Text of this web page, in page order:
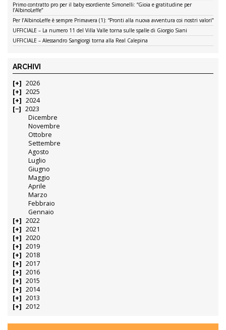
Primo contratto pro per il baby esordiente Simonelli: “Gioia e gratitudine per
l’AlbinoLeffe”
Per l’AlbinoLeffe è sempre Primavera (1): “Pronti alla nuova avventura coi nostri valori”
UFFICIALE – La numero 11 del Villa Valle torna sulle spalle di Giorgio Siani
UFFICIALE – Alessandro Sangiorgi torna alla Real Calepina
ARCHIVI
2026
2025
2024
2023
Dicembre
Novembre
Ottobre
Settembre
Agosto
Luglio
Giugno
Maggio
Aprile
Marzo
Febbraio
Gennaio
2022
2021
2020
2019
2018
2017
2016
2015
2014
2013
2012